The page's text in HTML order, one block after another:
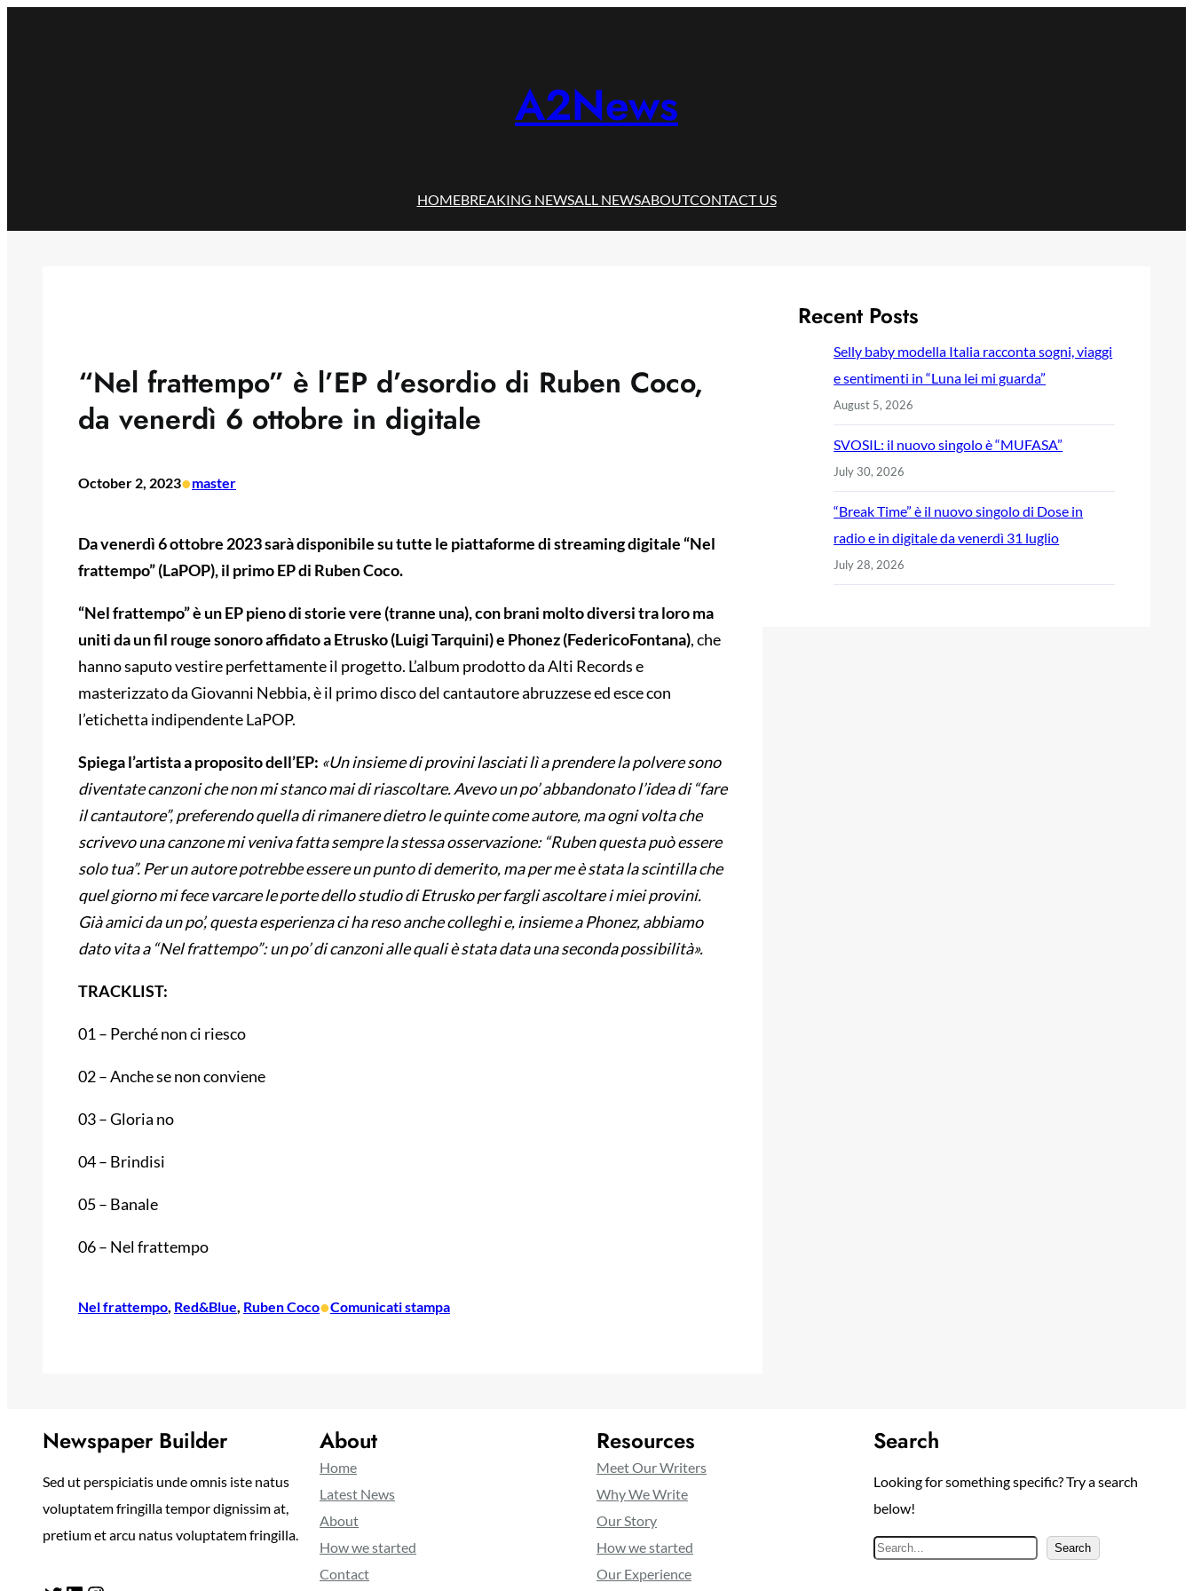
A2News
HOMEBREAKING NEWSALL NEWSABOUTCONTACT US
“Nel frattempo” è l’EP d’esordio di Ruben Coco,
da venerdì 6 ottobre in digitale
October 2, 2023•master
Da venerdì 6 ottobre 2023 sarà disponibile su tutte le piattaforme di streaming digitale “Nel
frattempo” (LaPOP), il primo EP di Ruben Coco.
“Nel frattempo” è un EP pieno di storie vere (tranne una), con brani molto diversi tra loro ma
uniti da un fil rouge sonoro affidato a Etrusko (Luigi Tarquini) e Phonez (FedericoFontana), che
hanno saputo vestire perfettamente il progetto. L’album prodotto da Alti Records e
masterizzato da Giovanni Nebbia, è il primo disco del cantautore abruzzese ed esce con
l’etichetta indipendente LaPOP.
Spiega l’artista a proposito dell’EP: «Un insieme di provini lasciati lì a prendere la polvere sono
diventate canzoni che non mi stanco mai di riascoltare. Avevo un po’ abbandonato l’idea di “fare
il cantautore”, preferendo quella di rimanere dietro le quinte come autore, ma ogni volta che
scrivevo una canzone mi veniva fatta sempre la stessa osservazione: “Ruben questa può essere
solo tua”. Per un autore potrebbe essere un punto di demerito, ma per me è stata la scintilla che
quel giorno mi fece varcare le porte dello studio di Etrusko per fargli ascoltare i miei provini.
Già amici da un po’, questa esperienza ci ha reso anche colleghi e, insieme a Phonez, abbiamo
dato vita a “Nel frattempo”: un po’ di canzoni alle quali è stata data una seconda possibilità».
TRACKLIST:
01 – Perché non ci riesco
02 – Anche se non conviene
03 – Gloria no
04 – Brindisi
05 – Banale
06 – Nel frattempo
Nel frattempo, Red&Blue, Ruben Coco•Comunicati stampa
Recent Posts
Selly baby modella Italia racconta sogni, viaggi
e sentimenti in “Luna lei mi guarda”
August 5, 2026
SVOSIL: il nuovo singolo è “MUFASA”
July 30, 2026
“Break Time” è il nuovo singolo di Dose in
radio e in digitale da venerdì 31 luglio
July 28, 2026
Newspaper Builder
Sed ut perspiciatis unde omnis iste natus
voluptatem fringilla tempor dignissim at,
pretium et arcu natus voluptatem fringilla.
About
Home
Latest News
About
How we started
Contact
Resources
Meet Our Writers
Why We Write
Our Story
How we started
Our Experience
Search
Looking for something specific? Try a search
below!
S
Search